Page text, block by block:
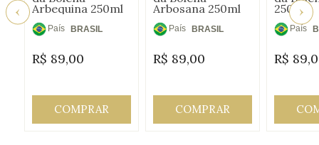
Arbequina 250ml
País
Origem:
BRASIL
R$ 89,00
COMPRAR
Arbosana 250ml
País
Origem:
BRASIL
R$ 89,00
COMPRAR
250ml
País
R$